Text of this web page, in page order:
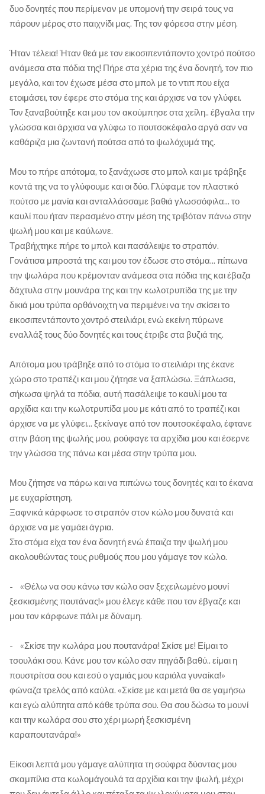
δυο δονητές που περίμεναν με υπομονή την σειρά τους να
πάρουν μέρος στο παιχνίδι μας. Της τον φόρεσα στην μέση.
Ήταν τέλεια! Ήταν θεά με τον εικοσιπεντάποντο χοντρό πούτσο
ανάμεσα στα πόδια της! Πήρε στα χέρια της ένα δονητή, τον πιο
μεγάλο, και τον έχωσε μέσα στο μπολ με το ντιπ που είχα
ετοιμάσει, τον έφερε στο στόμα της και άρχισε να τον γλύφει.
Τον ξαναβούτηξε και μου τον ακούμπησε στα χείλη.. έβγαλα την
γλώσσα και άρχισα να γλύφω το πουτσοκέφαλο αργά σαν να
καθάριζα μια ζωντανή πούτσα από το ψωλόχυμά της.
Μου το πήρε απότομα, το ξανάχωσε στο μπολ και με τράβηξε
κοντά της να το γλύφουμε και οι δύο. Γλύφαμε τον πλαστικό
πούτσο με μανία και ανταλλάσσαμε βαθιά γλωσσόφιλα... το
καυλί που ήταν περασμένο στην μέση της τριβόταν πάνω στην
ψωλή μου και με καύλωνε.
Τραβήχτηκε πήρε το μπολ και πασάλειψε το στραπόν.
Γονάτισα μπροστά της και μου τον έδωσε στο στόμα... πίπωνα
την ψωλάρα που κρέμονταν ανάμεσα στα πόδια της και έβαζα
δάχτυλα στην μουνάρα της και την κωλοτρυπίδα της με την
δικιά μου τρύπα ορθάνοιχτη να περιμένει να την σκίσει το
εικοσιπεντάποντο χοντρό στειλιάρι, ενώ εκείνη πύρωνε
εναλλάξ τους δύο δονητές και τους έτριβε στα βυζιά της.
Απότομα μου τράβηξε από το στόμα το στειλιάρι της έκανε
χώρο στο τραπέζι και μου ζήτησε να ξαπλώσω. Ξάπλωσα,
σήκωσα ψηλά τα πόδια, αυτή πασάλειψε το καυλί μου τα
αρχίδια και την κωλοτρυπίδα μου με κάτι από το τραπέζι και
άρχισε να με γλύφει... ξεκίναγε από τον πουτσοκέφαλο, έφτανε
στην βάση της ψωλής μου, ρούφαγε τα αρχίδια μου και έσερνε
την γλώσσα της πάνω και μέσα στην τρύπα μου.
Μου ζήτησε να πάρω και να πιπώνω τους δονητές και το έκανα
με ευχαρίστηση.
Ξαφνικά κάρφωσε το στραπόν στον κώλο μου δυνατά και
άρχισε να με γαμάει άγρια.
Στο στόμα είχα τον ένα δονητή ενώ έπαιζα την ψωλή μου
ακολουθώντας τους ρυθμούς που μου γάμαγε τον κώλο.
- «Θέλω να σου κάνω τον κώλο σαν ξεχειλωμένο μουνί
ξεσκισμένης πουτάνας!» μου έλεγε κάθε που τον έβγαζε και
μου τον κάρφωνε πάλι με δύναμη.
- «Σκίσε την κωλάρα μου πουτανάρα! Σκίσε με! Είμαι το
τσουλάκι σου. Κάνε μου τον κώλο σαν πηγάδι βαθύ.. είμαι η
πουστρίτσα σου και εσύ ο γαμιάς μου καριόλα γυναίκα!»
φώναζα τρελός από καύλα. «Σκίσε με και μετά θα σε γαμήσω
και εγώ αλύπητα από κάθε τρύπα σου. Θα σου δώσω το μουνί
και την κωλάρα σου στο χέρι μωρή ξεσκισμένη
καραπουτανάρα!»
Είκοσι λεπτά μου γάμαγε αλύπητα τη σούφρα δύοντας μου
σκαμπίλια στα κωλομάγουλά τα αρχίδια και την ψωλή, μέχρι